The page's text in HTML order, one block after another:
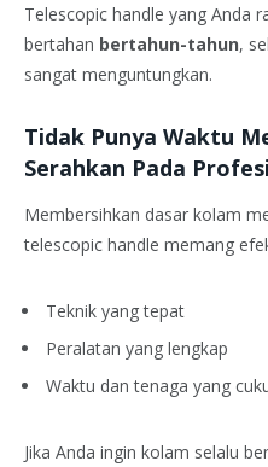
Telescopic handle yang Anda
bertahan bertahun-tahun,
sangat menguntungkan.
Tidak Punya Waktu
Serahkan Pada
Membersihkan dasar kolam
telescopic handle memang
Teknik yang tepat
Peralatan yang lengkap
Waktu dan tenaga yang
Jika Anda ingin kolam selalu